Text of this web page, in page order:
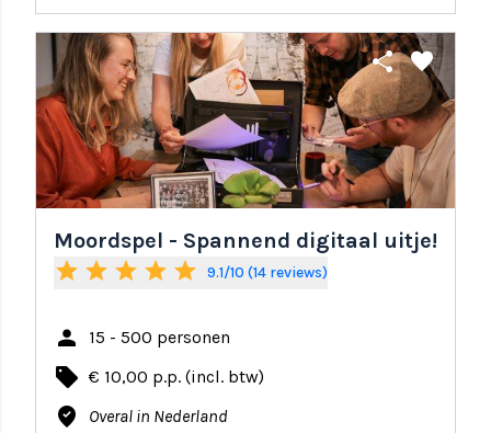
share favorite
Moordspel - Spannend digitaal uitje!
star star star star star 9.1/10 (14 reviews)
person 15 - 500 personen
local_offer € 10,00 p.p. (incl. btw)
where_to_vote Overal in Nederland